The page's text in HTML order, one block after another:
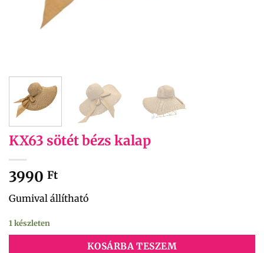
KX63 sötét bézs kalap
3990 Ft
Gumival állítható
1 készleten
KOSÁRBA TESZEM